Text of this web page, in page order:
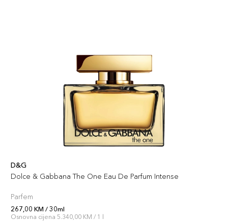
D&G
Dolce & Gabbana The One Eau De Parfum Intense
Parfem
267,00 KM / 30ml
Osnovna cijena 5.340,00 KM / 1 l